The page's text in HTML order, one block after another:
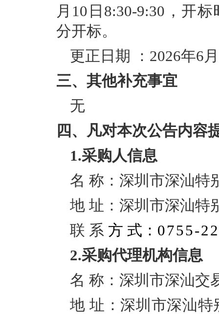
月 10日8:30-9:30，开
分开标。
更正日期
： 2026年6月
三、其他补充事宜
无
四、凡对本次公告内容
1.采购人信息
名 称：深圳市深汕特
地 址：深圳市深汕特
联 系 方 式： 0755-
2.采购代理机构信息
名 称：深圳市深汕交
地 址：深圳市深汕